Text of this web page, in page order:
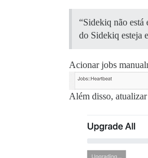
“Sidekiq não está
do Sidekiq esteja
Acionar jobs
Além disso,